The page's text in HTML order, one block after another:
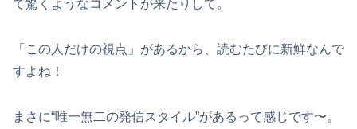
て驚くようなコメントが来たりして。
「この人だけの視点」があるから、読むたびに新鮮なんで
すよね！
まさに“唯一無二の発信スタイル”があるって感じです〜。